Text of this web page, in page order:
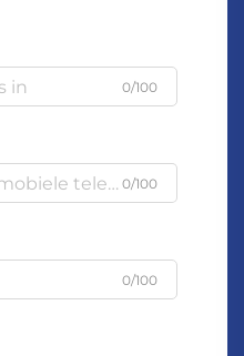
0/100
0/100
0/100